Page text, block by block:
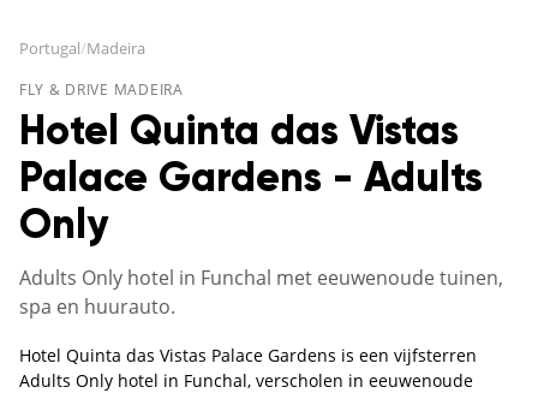
Portugal/Madeira
FLY & DRIVE MADEIRA
Hotel Quinta das Vistas
Palace Gardens - Adults
Only
Adults Only hotel in Funchal met eeuwenoude tuinen,
spa en huurauto.
Hotel Quinta das Vistas Palace Gardens is een vijfsterren
Adults Only hotel in Funchal, verscholen in eeuwenoude